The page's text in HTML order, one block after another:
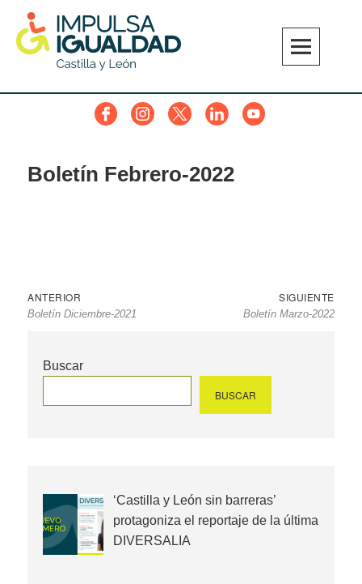
content
FacebookInstagramTwitterLinkedinYouTube
Boletín Febrero-2022
Navegación
de
ANTERIOR
anterior
Boletín Diciembre-2021
SIGUIENTE
Boletín Marzo-2022
Buscar
BUSCAR
‘Castilla y León sin barreras’
protagoniza el reportaje de la última
DIVERSALIA